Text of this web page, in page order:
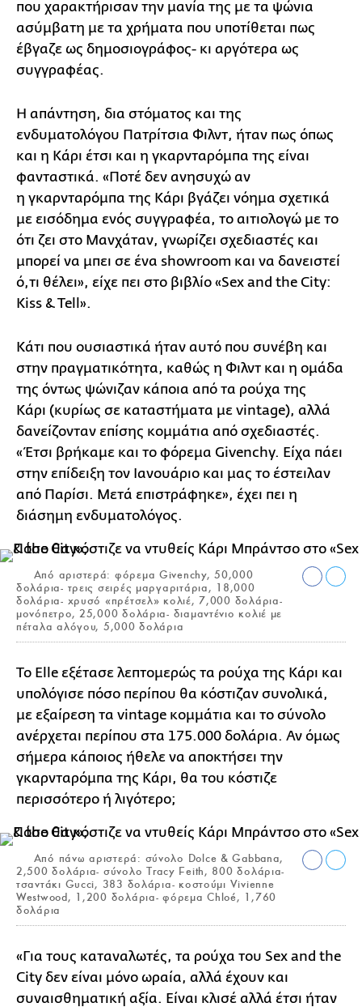
που χαρακτήρισαν την μανία της με τα ψώνια
ασύμβατη με τα χρήματα που υποτίθεται πως
έβγαζε ως δημοσιογράφος- κι αργότερα ως
συγγραφέας.
Η απάντηση, δια στόματος και της
ενδυματολόγου Πατρίτσια Φιλντ, ήταν πως όπως
και η Κάρι έτσι και η γκαρνταρόμπα της είναι
φανταστικά. «Ποτέ δεν ανησυχώ αν
η γκαρνταρόμπα της Κάρι βγάζει νόημα σχετικά
με εισόδημα ενός συγγραφέα, το αιτιολογώ με το
ότι ζει στο Μανχάταν, γνωρίζει σχεδιαστές και
μπορεί να μπει σε ένα showroom και να δανειστεί
ό,τι θέλει», είχε πει στο βιβλίο «Sex and the City:
Kiss & Tell».
Κάτι που ουσιαστικά ήταν αυτό που συνέβη και
στην πραγματικότητα, καθώς η Φιλντ και η ομάδα
της όντως ψώνιζαν κάποια από τα ρούχα της
Κάρι (κυρίως σε καταστήματα με vintage), αλλά
δανείζονταν επίσης κομμάτια από σχεδιαστές.
«Έτσι βρήκαμε και το φόρεμα Givenchy. Είχα πάει
στην επίδειξη τον Ιανουάριο και μας το έστειλαν
από Παρίσι. Μετά επιστράφηκε», έχει πει η
διάσημη ενδυματολόγος.
Από αριστερά: φόρεμα Givenchy, 50,000
δολάρια- τρεις σειρές μαργαριτάρια, 18,000
δολάρια- χρυσό «πρέτσελ» κολιέ, 7,000 δολάρια-
μονόπετρο, 25,000 δολάρια- διαμαντένιο κολιέ με
πέταλα αλόγου, 5,000 δολάρια
Το Elle εξέτασε λεπτομερώς τα ρούχα της Κάρι και
υπολόγισε πόσο περίπου θα κόστιζαν συνολικά,
με εξαίρεση τα vintage κομμάτια και το σύνολο
ανέρχεται περίπου στα 175.000 δολάρια. Αν όμως
σήμερα κάποιος ήθελε να αποκτήσει την
γκαρνταρόμπα της Κάρι, θα του κόστιζε
περισσότερο ή λιγότερο;
Από πάνω αριστερά: σύνολο Dolce & Gabbana,
2,500 δολάρια- σύνολο Tracy Feith, 800 δολάρια-
τσαντάκι Gucci, 383 δολάρια- κοστούμι Vivienne
Westwood, 1,200 δολάρια- φόρεμα Chloé, 1,760
δολάρια
«Για τους καταναλωτές, τα ρούχα του Sex and the
City δεν είναι μόνο ωραία, αλλά έχουν και
συναισθηματική αξία. Είναι κλισέ αλλά έτσι ήταν